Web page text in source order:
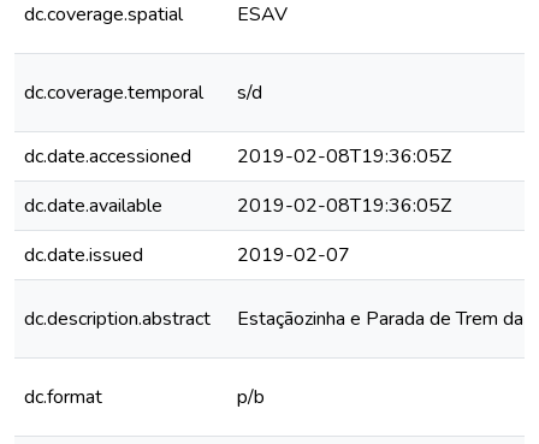
dc.coverage.spatial ESAV
dc.coverage.temporal s/d
dc.date.accessioned
2019-02-08T19:36:05Z
dc.date.available
2019-02-08T19:36:05Z
dc.date.issued
2019-02-07
dc.description.abstract Estaçãozinha e Parada de Trem da
dc.format p/b